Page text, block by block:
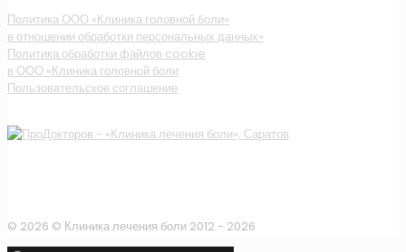
Политика ООО «Клиника головной боли»
в отношении обработки персональных данных»
Политика обработки файлов cookie
в ООО «Клиника головной боли
Пользовательское соглашение
© 2026 © Клиника лечения боли 2012 - 2026